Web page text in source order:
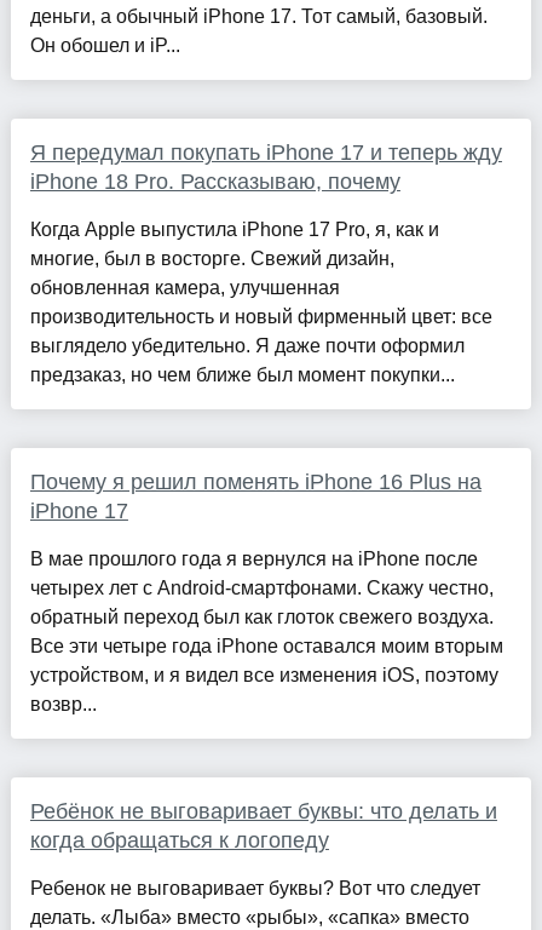
деньги, а обычный iPhone 17. Тот самый, базовый.
Он обошел и iP...
Я передумал покупать iPhone 17 и теперь жду
iPhone 18 Pro. Рассказываю, почему
Когда Apple выпустила iPhone 17 Pro, я, как и
многие, был в восторге. Свежий дизайн,
обновленная камера, улучшенная
производительность и новый фирменный цвет: все
выглядело убедительно. Я даже почти оформил
предзаказ, но чем ближе был момент покупки...
Почему я решил поменять iPhone 16 Plus на
iPhone 17
В мае прошлого года я вернулся на iPhone после
четырех лет с Android-смартфонами. Скажу честно,
обратный переход был как глоток свежего воздуха.
Все эти четыре года iPhone оставался моим вторым
устройством, и я видел все изменения iOS, поэтому
возвр...
Ребёнок не выговаривает буквы: что делать и
когда обращаться к логопеду
Ребенок не выговаривает буквы? Вот что следует
делать. «Лыба» вместо «рыбы», «сапка» вместо